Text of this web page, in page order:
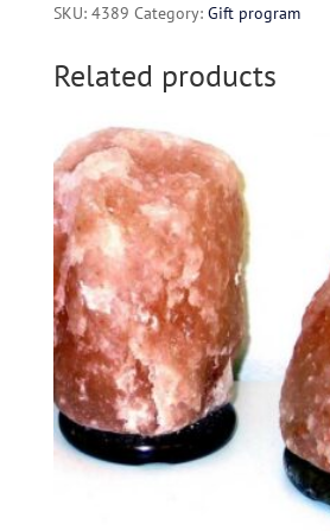
SKU: 4389 Category: Gift program
Related products